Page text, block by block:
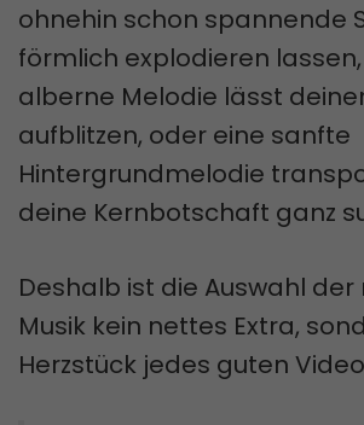
ohnehin schon spannende
förmlich explodieren
alberne Melodie lässt
aufblitzen, oder eine sanfte
Hintergrundmelodie
deine Kernbotschaft ganz
Deshalb ist die Auswahl
Musik kein nettes Extra,
Herzstück jedes guten